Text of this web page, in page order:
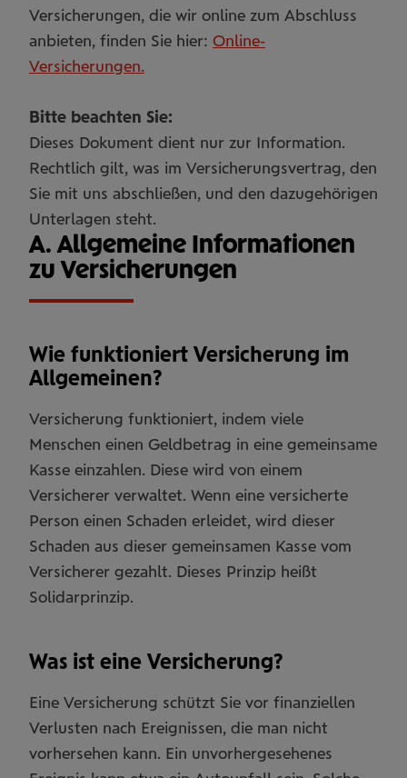
Versicherungen, die wir online zum Abschluss
anbieten, finden Sie hier: Online-
Versicherungen.
Bitte beachten Sie:
Dieses Dokument dient nur zur Information.
Rechtlich gilt, was im Versicherungsvertrag, den
Sie mit uns abschließen, und den dazugehörigen
Unterlagen steht.
A. Allgemeine Informationen
zu Versicherungen
Wie funktioniert Versicherung im
Allgemeinen?
Versicherung funktioniert, indem viele
Menschen einen Geldbetrag in eine gemeinsame
Kasse einzahlen. Diese wird von einem
Versicherer verwaltet. Wenn eine versicherte
Person einen Schaden erleidet, wird dieser
Schaden aus dieser gemeinsamen Kasse vom
Versicherer gezahlt. Dieses Prinzip heißt
Solidarprinzip.
Was ist eine Versicherung?
Eine Versicherung schützt Sie vor ﬁnanziellen
Verlusten nach Ereignissen, die man nicht
vorhersehen kann. Ein unvorhergesehenes